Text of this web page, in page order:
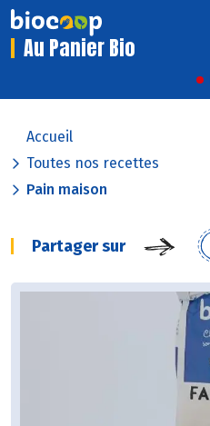
Au Panier Bio
Accueil
Toutes nos recettes
Pain maison
Partager sur